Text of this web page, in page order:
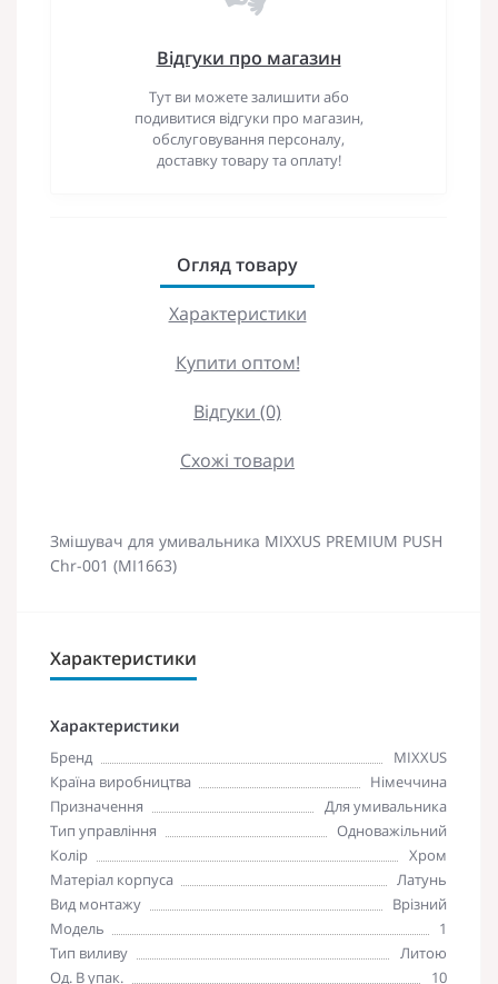
Відгуки про магазин
Тут ви можете залишити або
подивитися відгуки про магазин,
обслуговування персоналу,
доставку товару та оплату!
Огляд товару
Характеристики
Купити оптом!
Відгуки (0)
Схожі товари
Змішувач для умивальника MIXXUS PREMIUM PUSH
Chr-001 (MI1663)
Характеристики
Характеристики
Бренд
MIXXUS
Країна виробництва
Німеччина
Призначення
Для умивальника
Тип управління
Одноважільний
Колір
Хром
Матеріал корпуса
Латунь
Вид монтажу
Врізний
Модель
1
Тип виливу
Литою
Од. В упак.
10